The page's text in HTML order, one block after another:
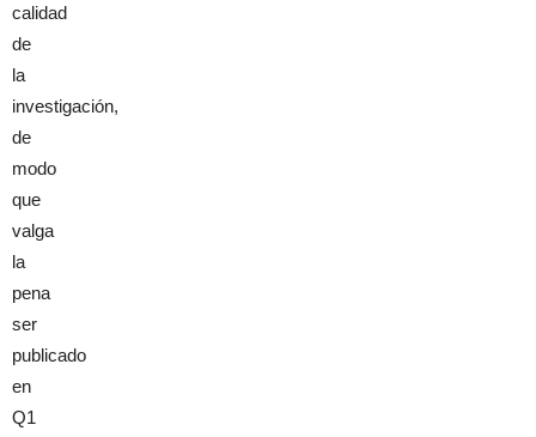
calidad
de
la
investigación,
de
modo
que
valga
la
pena
ser
publicado
en
Q1